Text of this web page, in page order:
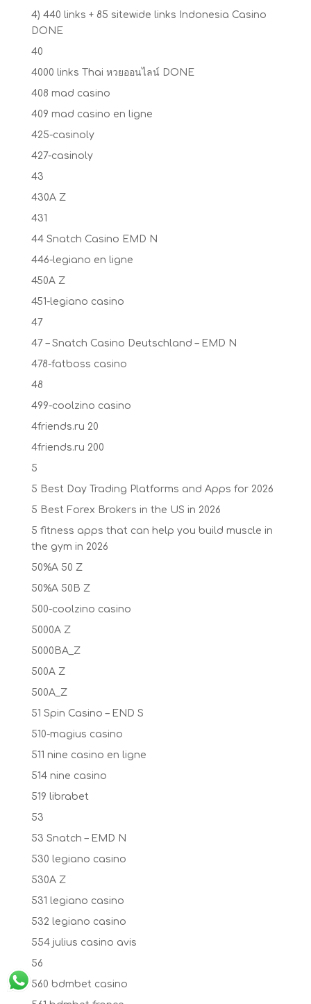
4) 440 links + 85 sitewide links Indonesia Casino
DONE
40
4000 links Thai หวยออนไลน์ DONE
408 mad casino
409 mad casino en ligne
425-casinoly
427-casinoly
43
430A Z
431
44 Snatch Casino EMD N
446-legiano en ligne
450A Z
451-legiano casino
47
47 – Snatch Casino Deutschland – EMD N
478-fatboss casino
48
499-coolzino casino
4friends.ru 20
4friends.ru 200
5
5 Best Day Trading Platforms and Apps for 2026
5 Best Forex Brokers in the US in 2026
5 fitness apps that can help you build muscle in
the gym in 2026
50%A 50 Z
50%A 50B Z
500-coolzino casino
5000A Z
5000BA_Z
500A Z
500A_Z
51 Spin Casino – END S
510-magius casino
511 nine casino en ligne
514 nine casino
519 librabet
53
53 Snatch – EMD N
530 legiano casino
530A Z
531 legiano casino
532 legiano casino
554 julius casino avis
56
560 bdmbet casino